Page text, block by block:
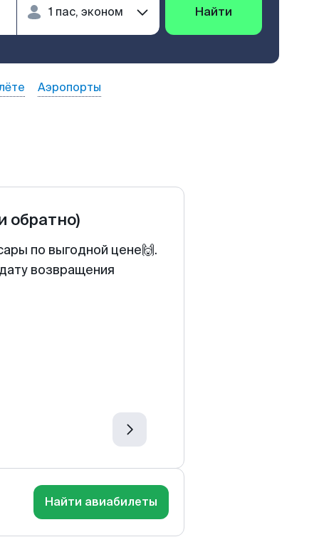
Найти
Аэропорты
обратно)
по выгодной цене🙌.
возвращения
Найти авиабилеты